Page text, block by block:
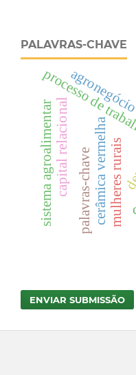
PALAVRAS-CHAVE
processo de
cerâmica vermelhamulheres rurais
capital relacional
agronegócio
sistema agroalimentar palavras-chave
ENVIAR SUBMISSÃO